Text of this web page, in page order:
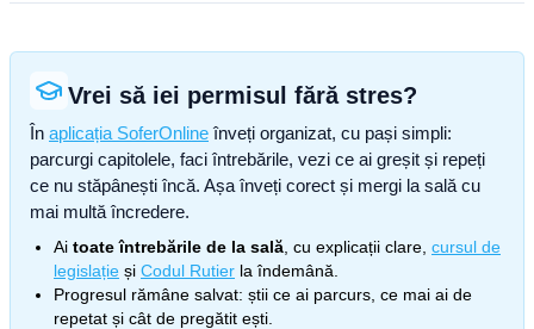
Vrei să iei permisul fără stres?
În aplicația SoferOnline înveți organizat, cu pași simpli:
parcurgi capitolele, faci întrebările, vezi ce ai greșit și repeți
ce nu stăpânești încă. Așa înveți corect și mergi la sală cu
mai multă încredere.
Ai toate întrebările de la sală , cu explicații clare, cursul de
legislație și Codul Rutier la îndemână.
Progresul rămâne salvat: știi ce ai parcurs, ce mai ai de
repetat și cât de pregătit ești.